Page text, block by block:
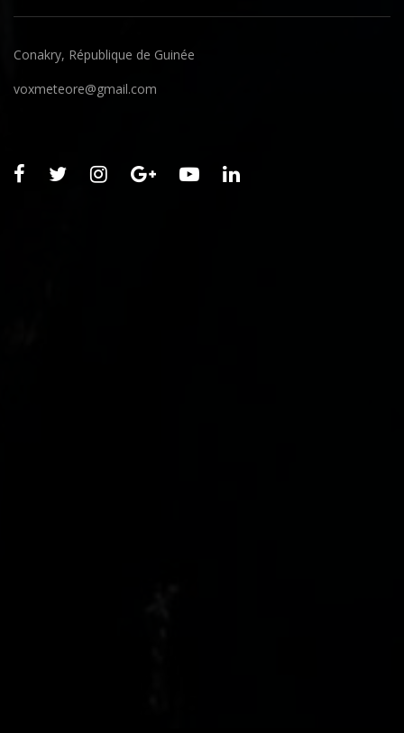
Conakry, République de Guinée
voxmeteore@gmail.com